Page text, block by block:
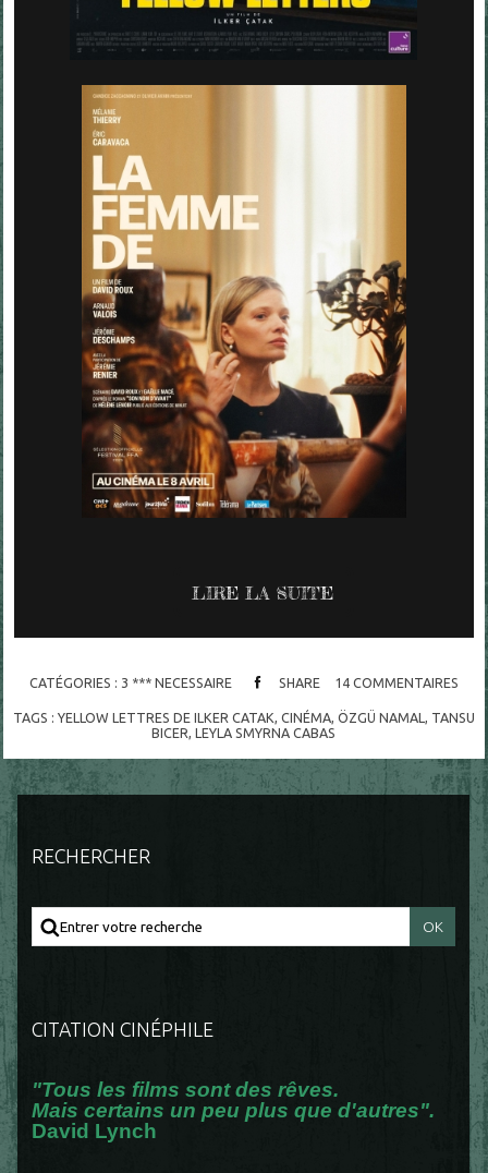
LIRE LA SUITE
CATÉGORIES : 3 *** NECESSAIRE SHARE 14 COMMENTAIRES
TAGS : YELLOW LETTRES DE ILKER CATAK, CINÉMA, ÖZGÜ NAMAL , TANSU
BICER,LEYLA SMYRNA CABAS
RECHERCHER
CITATION CINÉPHILE
"Tous les films sont des rêves.
Mais certains un peu plus que d'autres".
David Lynch